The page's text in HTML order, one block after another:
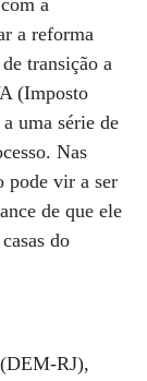
a
a reforma
transição a
(Imposto
uma série de
Nas
pode vir a ser
de que ele
do
RJ),